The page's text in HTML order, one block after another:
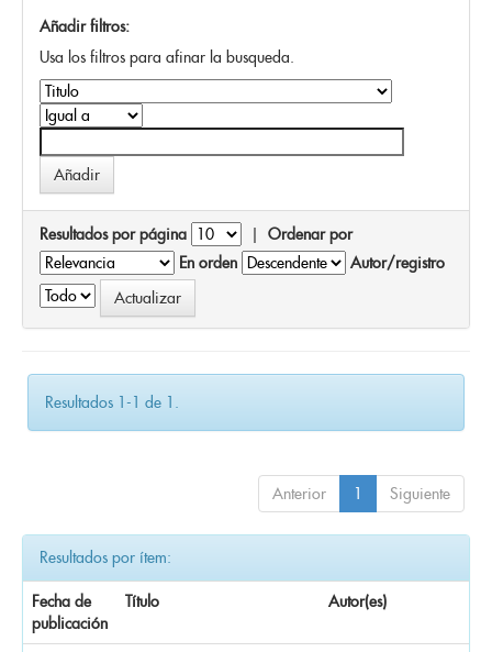
Añadir filtros:
Usa los filtros para afinar la busqueda.
Resultados por página | Ordenar por
En orden
Autor/registro
Resultados 1-1 de 1.
Anterior 1 Siguiente
Resultados por ítem:
Fecha de
publicación
Título Autor(es)